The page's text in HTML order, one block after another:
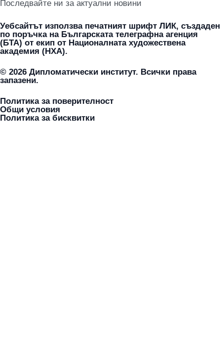
Последвайте ни за актуални новини
Уебсайтът използва печатният шрифт ЛИК, създаден
по поръчка на Българската телеграфна агенция
(БТА) от екип от Националната художествена
академия (НХА).
© 2026 Дипломатически институт. Всички права
запазени.
Политика за поверителност
Общи условия
Политика за бисквитки